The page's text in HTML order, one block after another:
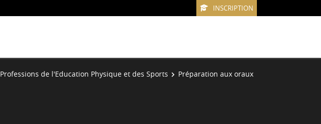
INSCRIPTION
Professions de l'Education Physique et des Sports Préparation aux oraux